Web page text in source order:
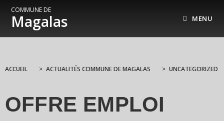
COMMUNE DE
Magalas MENU
ACCUEIL > ACTUALITÉS COMMUNE DE MAGALAS > UNCATEGORIZED
OFFRE EMPLOI